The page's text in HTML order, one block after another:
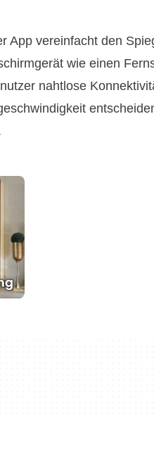
App vereinfacht den
wie einen
nahtlose